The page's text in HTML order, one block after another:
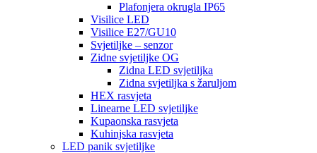
Plafonjera okrugla IP65
Visilice LED
Visilice E27/GU10
Svjetiljke – senzor
Zidne svjetiljke OG
Zidna LED svjetiljka
Zidna svjetiljka s žaruljom
HEX rasvjeta
Linearne LED svjetiljke
Kupaonska rasvjeta
Kuhinjska rasvjeta
LED panik svjetiljke